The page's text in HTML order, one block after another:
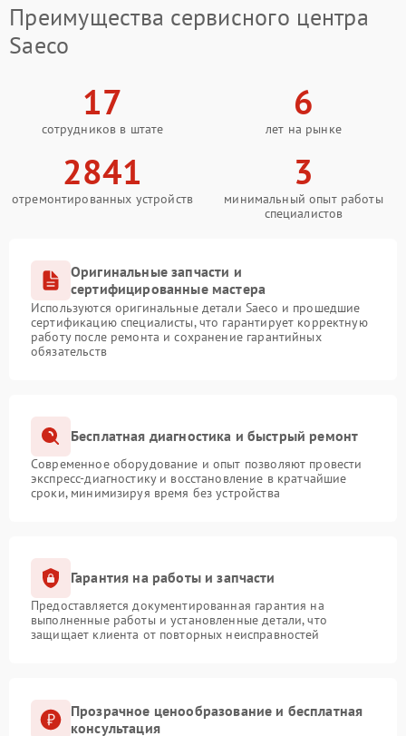
точную диагностику с применением
специализированного оборудования;
материалов;
соблюдение заводских стандартов при
проведении работ;
оформление гарантии на выполненный ремонт.
Своевременное обращение в сервис Saeco поможет
избежать усугубления поломки и сохранит
работоспособность вашей кофемашины на долгие
Преимущества сервисного центра
Saeco
17
сотрудников в штате
6
лет на рынке
2841
отремонтированных устройств
3
минимальный опыт работы
специалистов
Оригинальные запчасти и
сертифицированные мастера
Используются оригинальные детали Saeco и прошедшие
сертификацию специалисты, что гарантирует корректную
работу после ремонта и сохранение гарантийных
обязательств
Бесплатная диагностика и быстрый ремонт
Современное оборудование и опыт позволяют провести
экспресс-диагностику и восстановление в кратчайшие
сроки, минимизируя время без устройства
Гарантия на работы и запчасти
Предоставляется документированная гарантия на
выполненные работы и установленные детали, что
защищает клиента от повторных неисправностей
Прозрачное ценообразование и бесплатная
консультация